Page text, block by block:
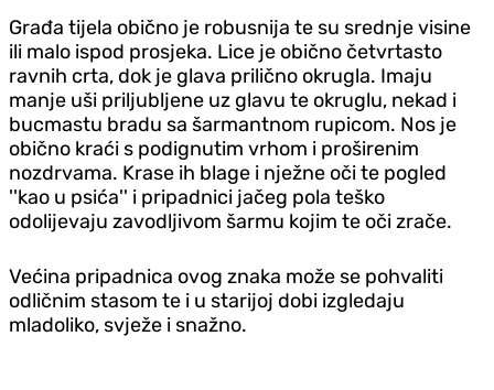
Građa tijela obično je robusnija te su srednje visine
ili malo ispod prosjeka. Lice je obično četvrtasto
ravnih crta, dok je glava prilično okrugla. Imaju
manje uši priljubljene uz glavu te okruglu, nekad i
bucmastu bradu sa šarmantnom rupicom. Nos je
obično kraći s podignutim vrhom i proširenim
nozdrvama. Krase ih blage i nježne oči te pogled
''kao u psića'' i pripadnici jačeg pola teško
odolijevaju zavodljivom šarmu kojim te oči zrače.
Većina pripadnica ovog znaka može se pohvaliti
odličnim stasom te i u starijoj dobi izgledaju
mladoliko, svježe i snažno.